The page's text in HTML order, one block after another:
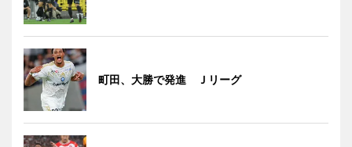
町田、大勝で発進 Ｊリーグ